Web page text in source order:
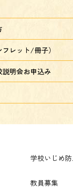
レット/冊子）
明会お申込み
学校いじめ
教員募集